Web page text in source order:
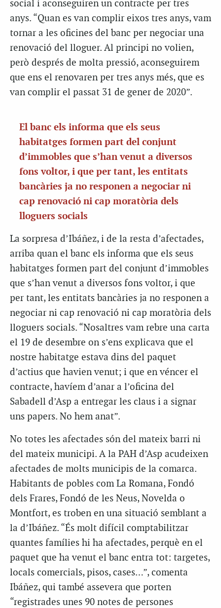
social i aconseguiren un contracte per tres
anys. “Quan es van complir eixos tres anys, vam
tornar a les oficines del banc per negociar una
renovació del lloguer. Al principi no volien,
però després de molta pressió, aconseguirem
que ens el renovaren per tres anys més, que es
van complir el passat 31 de gener de 2020”.
El banc els informa que els seus
habitatges formen part del conjunt
d’immobles que s’han venut a diversos
fons voltor, i que per tant, les entitats
bancàries ja no responen a negociar ni
cap renovació ni cap moratòria dels
lloguers socials
La sorpresa d’Ibáñez, i de la resta d’afectades,
arriba quan el banc els informa que els seus
habitatges formen part del conjunt d’immobles
que s’han venut a diversos fons voltor, i que
per tant, les entitats bancàries ja no responen a
negociar ni cap renovació ni cap moratòria dels
lloguers socials. “Nosaltres vam rebre una carta
el 19 de desembre on s’ens explicava que el
nostre habitatge estava dins del paquet
d’actius que havien venut; i que en véncer el
contracte, havíem d’anar a l’oficina del
Sabadell d’Asp a entregar les claus i a signar
uns papers. No hem anat”.
No totes les afectades són del mateix barri ni
del mateix municipi. A la PAH d’Asp acudeixen
afectades de molts municipis de la comarca.
Habitants de pobles com La Romana, Fondó
dels Frares, Fondó de les Neus, Novelda o
Montfort, es troben en una situació semblant a
la d’Ibáñez. “És molt difícil comptabilitzar
quantes famílies hi ha afectades, perquè en el
paquet que ha venut el banc entra tot: targetes,
locals comercials, pisos, cases…”, comenta
Ibáñez, qui també assevera que porten
“registrades unes 90 notes de persones